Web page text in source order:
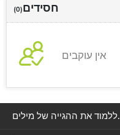
חסידים(0)
אין עוקבים
ללמוד את ההגייה של מילים.